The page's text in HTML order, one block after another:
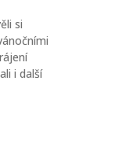
si
i další